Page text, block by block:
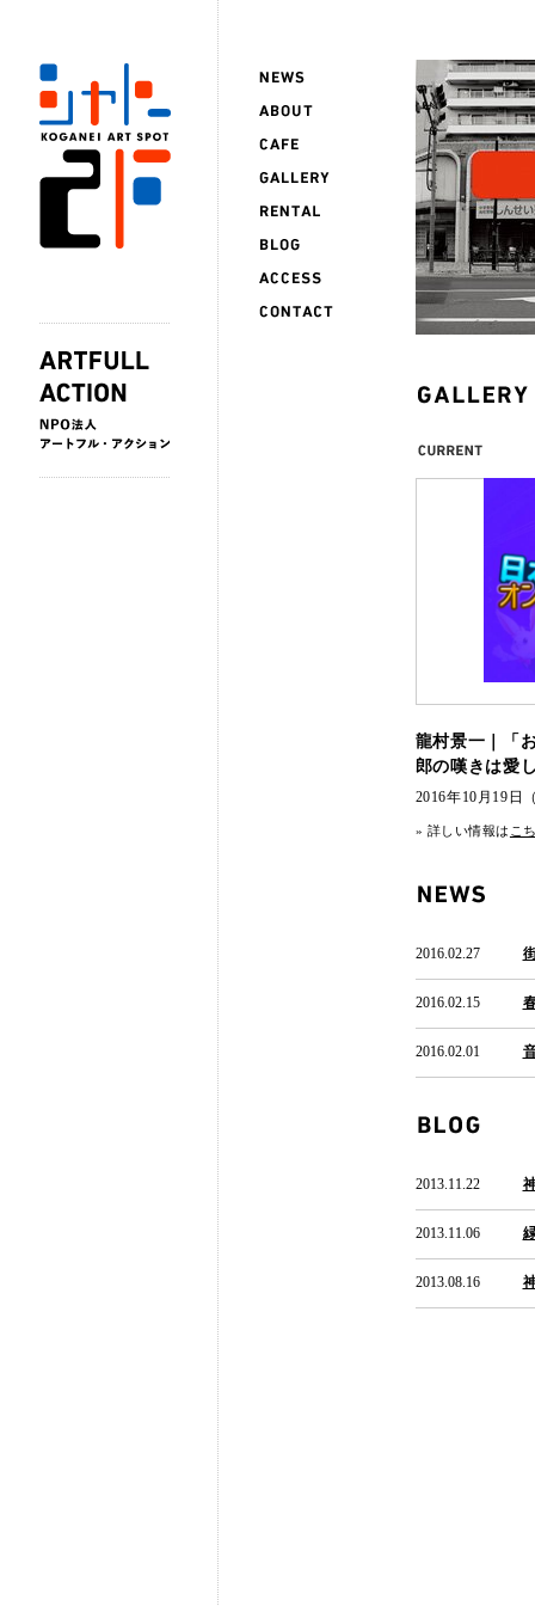
龍村景一｜「
郎の嘆きは愛
2016年10月19日
» 詳しい情報は こ
2016.02.27
2016.02.15
2016.02.01
2013.11.22
2013.11.06
2013.08.16